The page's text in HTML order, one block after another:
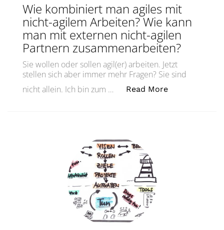
Wie kombiniert man agiles mit
nicht-agilem Arbeiten? Wie kann
man mit externen nicht-agilen
Partnern zusammenarbeiten?
Sie wollen oder sollen agil(er) arbeiten. Jetzt
stellen sich aber immer mehr Fragen? Sie sind
nicht allein. Ich bin zum …
Read More„Wie